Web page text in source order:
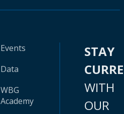
Events
Data
WBG
Academy
STAY
WITH
OUR